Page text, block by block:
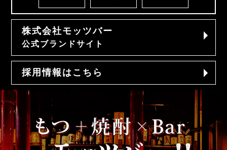
株式会社モッツバー
公式ブランドサイト
採用情報はこちら